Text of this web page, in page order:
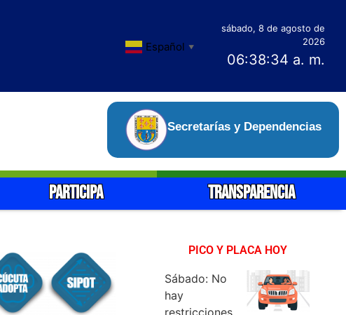
Español ▼
sábado, 8 de agosto de
2026
06:38:36 a. m.
Secretarías y Dependencias
PARTICIPA TRANSPARENCIA
PICO Y PLACA HOY
Sábado: No
hay